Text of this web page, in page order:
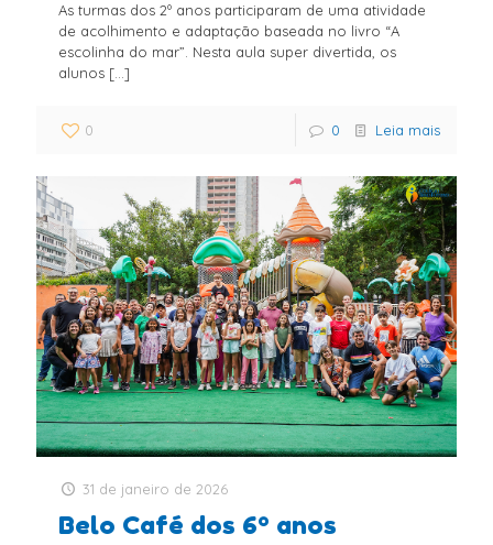
As turmas dos 2º anos participaram de uma atividade
de acolhimento e adaptação baseada no livro “A
escolinha do mar”. Nesta aula super divertida, os
alunos […]
0 0 Leia mais
31 de janeiro de 2026
Belo Café dos 6º anos